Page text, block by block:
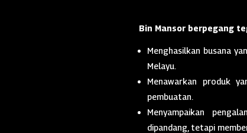
Bin Mansor berpegang
Menghasilkan busana
Melayu.
Menawarkan produk
pembuatan.
Menyampaikan
dipandang, tetapi